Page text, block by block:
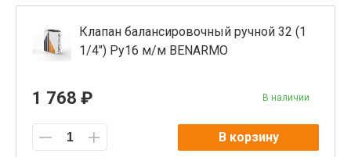
Клапан балансировочный ручной 32 (1
1/4") Ру16 м/м BENARMO
1 768 ₽ В наличии
В корзину